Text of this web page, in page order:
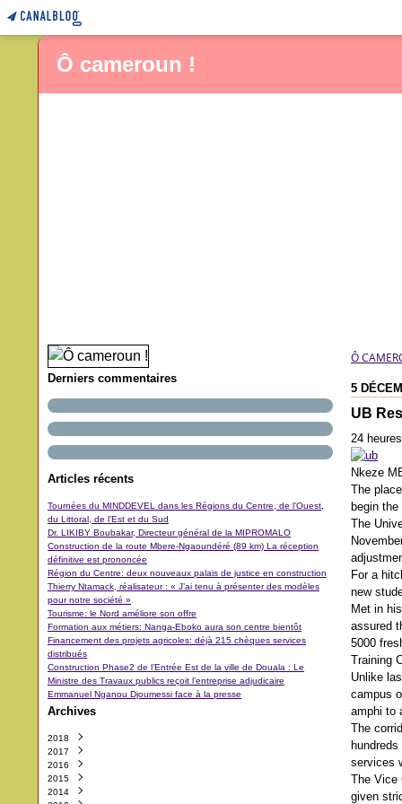
Ô cameroun !
Derniers commentaires
Articles récents
Tournées du MINDDEVEL dans les Régions du Centre, de l’Ouest,
du Littoral, de l’Est et du Sud
Dr. LIKIBY Boubakar, Directeur général de la MIPROMALO
Construction de la route Mbere-Ngaoundéré (89 km) La réception
définitive est prononcée
Région du Centre: deux nouveaux palais de justice en construction
Thierry Ntamack, réalisateur : « J’ai tenu à présenter des modèles
pour notre société »
Tourisme: le Nord améliore son offre
Formation aux métiers: Nanga-Eboko aura son centre bientôt
Financement des projets agricoles: déjà 215 chèques services
distribués
Construction Phase2 de l’Entrée Est de la ville de Douala : Le
Ministre des Travaux publics reçoit l’entreprise adjudicaire
Emmanuel Nganou Djoumessi face à la presse
Archives
2018
Octobre
Septembre
Août
Juillet
2017
Décembre
Novembre
Octobre
2016
Décembre
Novembre
2015
Décembre
2014
Ô
5
UB
24 heures
Nkeze
The
begin
The
For a
new
Met in
assured
5000
Training
Unlike
campus
amphi to
The
services
The Vice
given